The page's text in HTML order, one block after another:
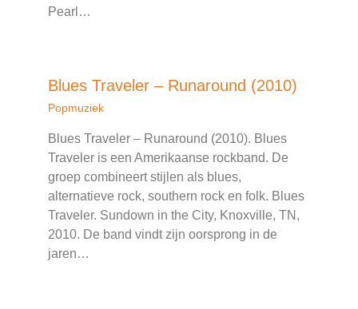
Pearl…
Blues Traveler – Runaround (2010)
Popmuziek
Blues Traveler – Runaround (2010). Blues
Traveler is een Amerikaanse rockband. De
groep combineert stijlen als blues,
alternatieve rock, southern rock en folk. Blues
Traveler. Sundown in the City, Knoxville, TN,
2010. De band vindt zijn oorsprong in de
jaren…